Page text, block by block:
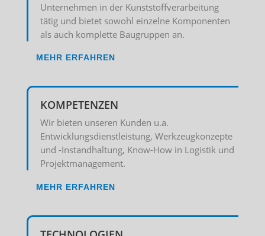
Unternehmen in der Kunststoffverarbeitung
tätig und bietet sowohl einzelne Komponenten
als auch komplette Baugruppen an.
MEHR ERFAHREN
KOMPETENZEN
Wir bieten unseren Kunden u.a.
Entwicklungsdienstleistung, Werkzeugkonzepte
und -Instandhaltung, Know-How in Logistik und
Projektmanagement.
MEHR ERFAHREN